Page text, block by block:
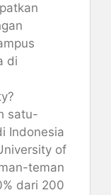
di
satu-
Indonesia
of
teman
dari 200